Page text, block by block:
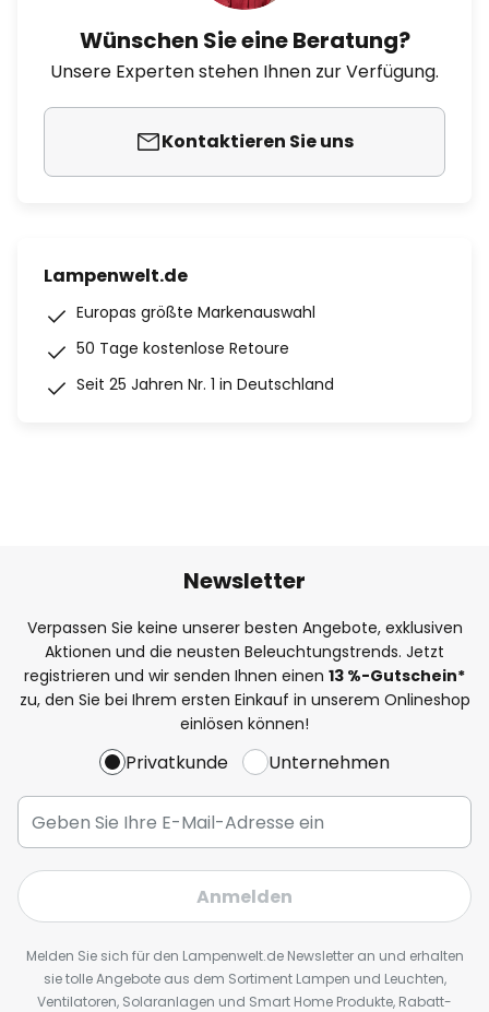
Wünschen Sie eine Beratung?
Unsere Experten stehen Ihnen zur Verfügung.
Kontaktieren Sie uns
Lampenwelt.de
Europas größte Markenauswahl
50 Tage kostenlose Retoure
Seit 25 Jahren Nr. 1 in Deutschland
Newsletter
Verpassen Sie keine unserer besten Angebote, exklusiven
Aktionen und die neusten Beleuchtungstrends. Jetzt
registrieren und wir senden Ihnen einen 13 %-Gutschein*
zu, den Sie bei Ihrem ersten Einkauf in unserem Onlineshop
einlösen können!
Privatkunde Unternehmen
Anmelden
Melden Sie sich für den Lampenwelt.de Newsletter an und erhalten
sie tolle Angebote aus dem Sortiment Lampen und Leuchten,
Ventilatoren, Solaranlagen und Smart Home Produkte, Rabatt-